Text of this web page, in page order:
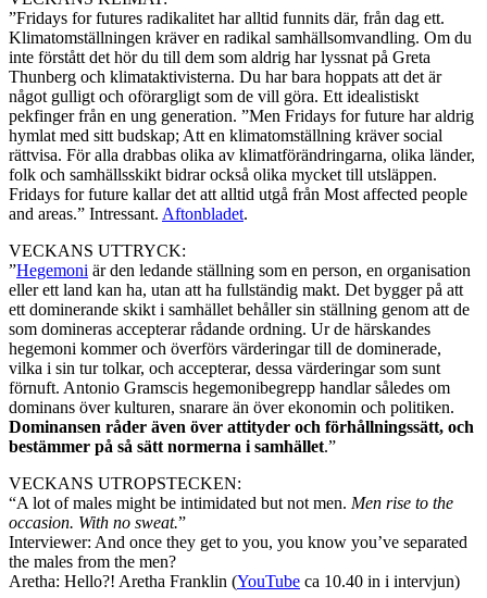
”Fridays for futures radikalitet har alltid funnits där, från dag ett.
Klimatomställningen kräver en radikal samhällsomvandling. Om du
inte förstått det hör du till dem som aldrig har lyssnat på Greta
Thunberg och klimataktivisterna. Du har bara hoppats att det är
något gulligt och oförargligt som de vill göra. Ett idealistiskt
pekfinger från en ung generation. ”Men Fridays for future har aldrig
hymlat med sitt budskap; Att en klimatomställning kräver social
rättvisa. För alla drabbas olika av klimatförändringarna, olika länder,
folk och samhällsskikt bidrar också olika mycket till utsläppen.
Fridays for future kallar det att alltid utgå från Most affected people
and areas.” Intressant. Aftonbladet.
VECKANS UTTRYCK:
”Hegemoni är den ledande ställning som en person, en organisation
eller ett land kan ha, utan att ha fullständig makt. Det bygger på att
ett dominerande skikt i samhället behåller sin ställning genom att de
som domineras accepterar rådande ordning. Ur de härskandes
hegemoni kommer och överförs värderingar till de dominerade,
vilka i sin tur tolkar, och accepterar, dessa värderingar som sunt
förnuft. Antonio Gramscis hegemonibegrepp handlar således om
dominans över kulturen, snarare än över ekonomin och politiken.
Dominansen råder även över attityder och förhållningssätt, och
bestämmer på så sätt normerna i samhället.”
VECKANS UTROPSTECKEN:
“A lot of males might be intimidated but not men. Men rise to the
occasion. With no sweat.”
Interviewer: And once they get to you, you know you’ve separated
the males from the men?
Aretha: Hello?! Aretha Franklin (YouTube ca 10.40 in i intervjun)